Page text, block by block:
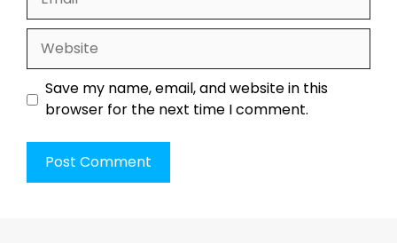
Website
Save my name, email, and website in this
browser for the next time I comment.